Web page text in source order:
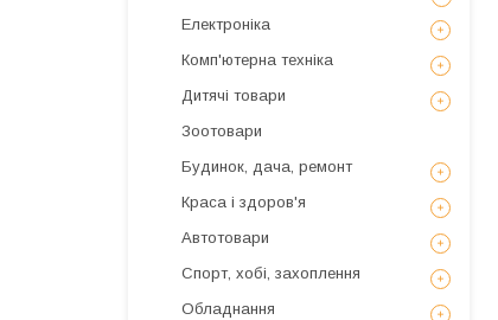
Електроніка
Комп'ютерна техніка
Дитячі товари
Зоотовари
Будинок, дача, ремонт
Краса і здоров'я
Автотовари
Спорт, хобі, захоплення
Обладнання